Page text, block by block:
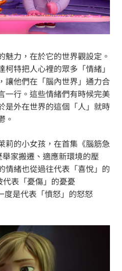
魅力，在於它的世界觀設定。
特把人心裡的眾多「情緒」
讓他們在「腦內世界」通力合
一行。這些情緒們有時候完美
是外在世界的這個「人」就時
。
莉的小女孩，在首集《腦筋急
家搬遷、適應新環境的壓
情緒也從過往代表「喜悅」的
表「憂傷」的憂憂
度是代表「憤怒」的怒怒